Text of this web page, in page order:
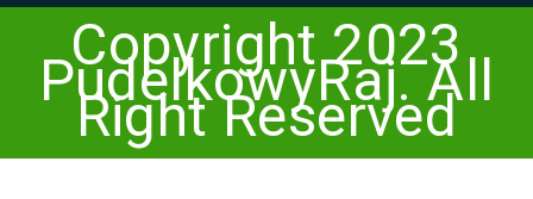
Copyright 2023
PudelkowyRaj. All
Right Reserved